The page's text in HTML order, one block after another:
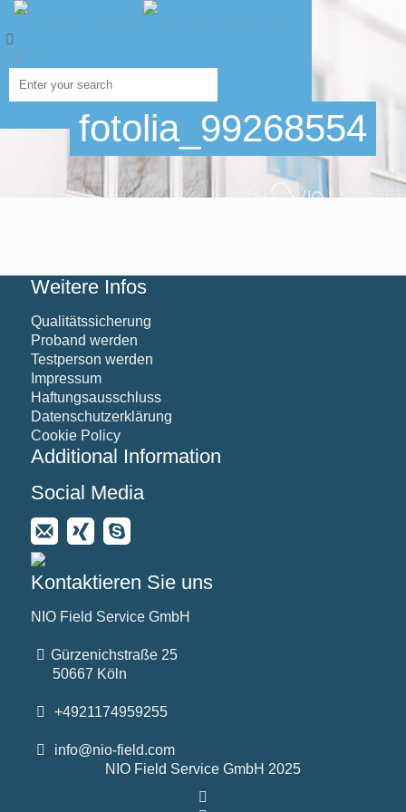
fotolia_99268554
Weitere Infos
Qualitätssicherung
Proband werden
Testperson werden
Impressum
Haftungsausschluss
Datenschutzerklärung
Cookie Policy
Additional Information
Social Media
Kontaktieren Sie uns
NIO Field Service GmbH
Gürzenichstraße 25
50667 Köln
+4921174959255
info@nio-field.com
NIO Field Service GmbH 2025